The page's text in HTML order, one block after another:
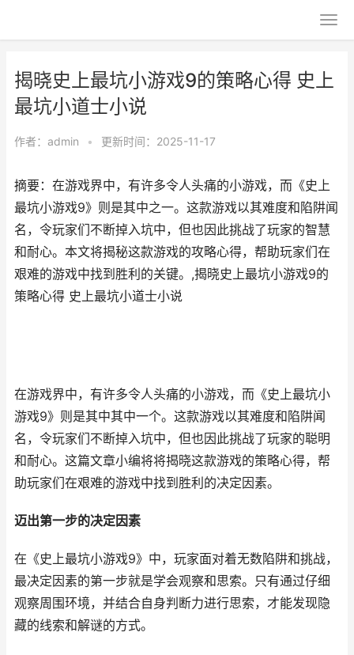
揭晓史上最坑小游戏9的策略心得 史上
最坑小道士小说
作者： admin • 更新时间：2025-11-17
摘要：在游戏界中，有许多令人头痛的小游戏，而《史上
最坑小游戏9》则是其中之一。这款游戏以其难度和陷阱闻
名，令玩家们不断掉入坑中，但也因此挑战了玩家的智慧
和耐心。本文将揭秘这款游戏的攻略心得，帮助玩家们在
艰难的游戏中找到胜利的关键。,揭晓史上最坑小游戏9的
策略心得 史上最坑小道士小说
在游戏界中，有许多令人头痛的小游戏，而《史上最坑小
游戏9》则是其中其中一个。这款游戏以其难度和陷阱闻
名，令玩家们不断掉入坑中，但也因此挑战了玩家的聪明
和耐心。这篇文章小编将将揭晓这款游戏的策略心得，帮
助玩家们在艰难的游戏中找到胜利的决定因素。
迈出第一步的决定因素
在《史上最坑小游戏9》中，玩家面对着无数陷阱和挑战，
最决定因素的第一步就是学会观察和思索。只有通过仔细
观察周围环境，并结合自身判断力进行思索，才能发现隐
藏的线索和解谜的方式。